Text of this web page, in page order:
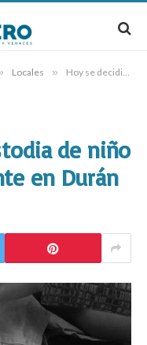
Locales » Hoy se decidiría custodia de niño ofertado sexualmente en Durán
de niño
en Durán